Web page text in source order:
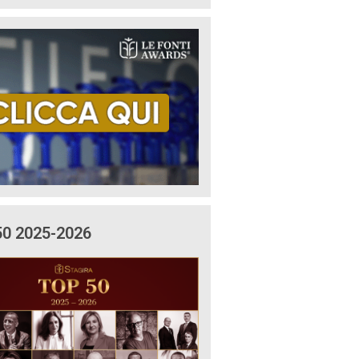
2025-2026